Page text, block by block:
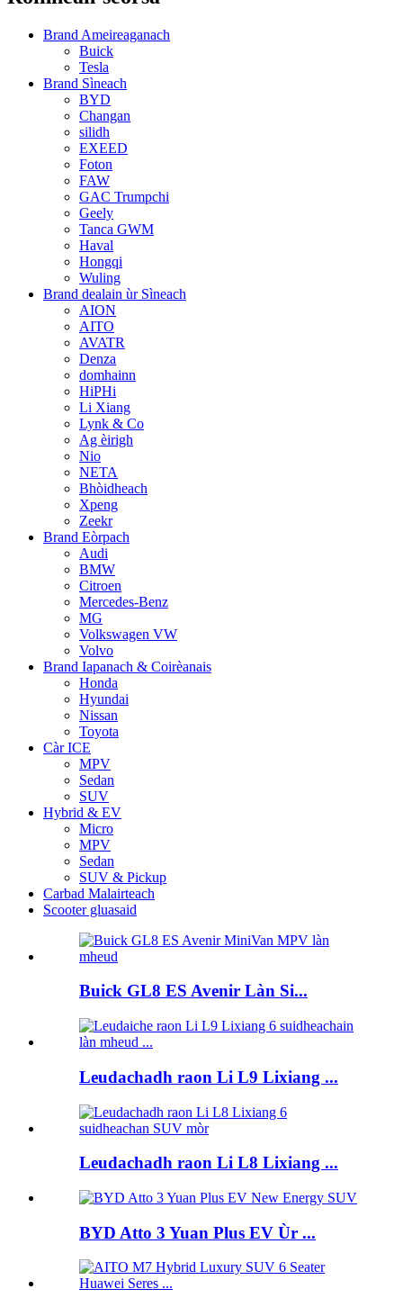
Brand Ameireaganach
Buick
Tesla
Brand Sìneach
BYD
Changan
silidh
EXEED
Foton
FAW
GAC Trumpchi
Geely
Tanca GWM
Haval
Hongqi
Wuling
Brand dealain ùr Sìneach
AION
AITO
AVATR
Denza
domhainn
HiPHi
Li Xiang
Lynk & Co
Ag èirigh
Nio
NETA
Bhòidheach
Xpeng
Zeekr
Brand Eòrpach
Audi
BMW
Citroen
Mercedes-Benz
MG
Volkswagen VW
Volvo
Brand Iapanach & Coirèanais
Honda
Hyundai
Nissan
Toyota
Càr ICE
MPV
Sedan
SUV
Hybrid & EV
Micro
MPV
Sedan
SUV & Pickup
Carbad Malairteach
Scooter gluasaid
Buick GL8 ES Avenir Làn Si...
Leudachadh raon Li L9 Lixiang ...
Leudachadh raon Li L8 Lixiang ...
BYD Atto 3 Yuan Plus EV Ùr ...